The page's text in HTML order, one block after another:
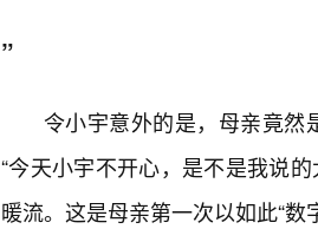
”
令小宇意外的是，母亲竟然
“今天小宇不开心，是不是我说
暖流。这是母亲第一次以如此“数